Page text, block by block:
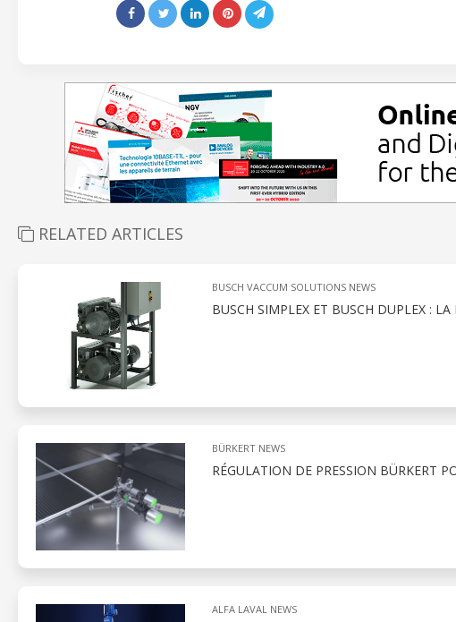
RELATED ARTICLES
BUSCH VACCUM SOLUTIONS NEWS
BUSCH SIMPLEX ET BUSCH DUPLEX :
BÜRKERT NEWS
RÉGULATION DE PRESSION BÜRKERT
ALFA LAVAL NEWS